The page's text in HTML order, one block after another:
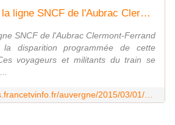
Mobilisation pour la ligne SNCF de l'Aubrac Clermont-Ferrand Béziers - transports - France 3 Auvergne
SNCF de l'Aubrac Clermont-Ferrand
la disparition programmée de cette
voyageurs et militants du train se